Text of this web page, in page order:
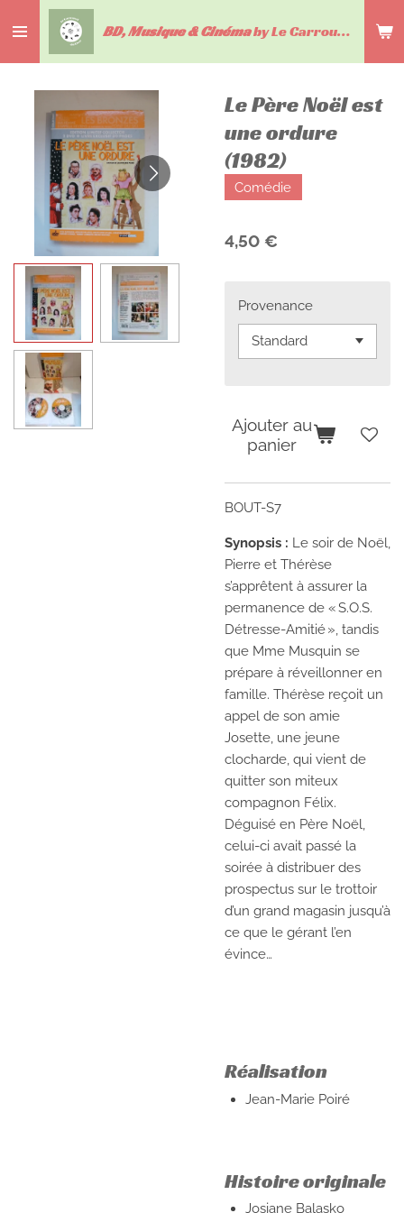
au
contenu
BD, Musique & Cinémaby Le Carrousel du livre
Le Père Noël est
une ordure
(1982)
Comédie
4,50 €
Provenance
Ajouter au
panier
BOUT-S7
Synopsis : Le soir de Noël,
Pierre et Thérèse
s’apprêtent à assurer la
permanence de « S.O.S.
Détresse-Amitié », tandis
que Mme Musquin se
prépare à réveillonner en
famille. Thérèse reçoit un
appel de son amie
Josette, une jeune
clocharde, qui vient de
quitter son miteux
compagnon Félix.
Déguisé en Père Noël,
celui-ci avait passé la
soirée à distribuer des
prospectus sur le trottoir
d’un grand magasin jusqu’à
ce que le gérant l’en
évince…
Réalisation
Jean-Marie Poiré
Histoire originale
Josiane Balasko